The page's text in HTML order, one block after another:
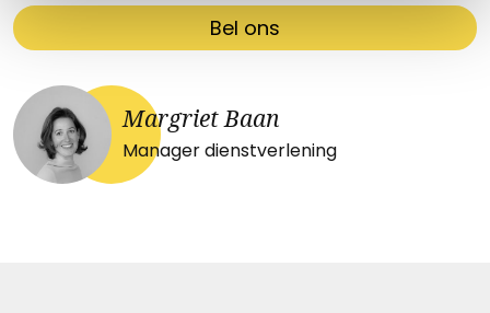
Bel ons
Margriet Baan
Manager dienstverlening